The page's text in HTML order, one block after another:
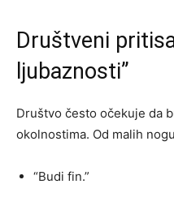
Društveni
ljubaznosti”
Društvo često očekuje da
okolnostima. Od malih
“Budi fin.”